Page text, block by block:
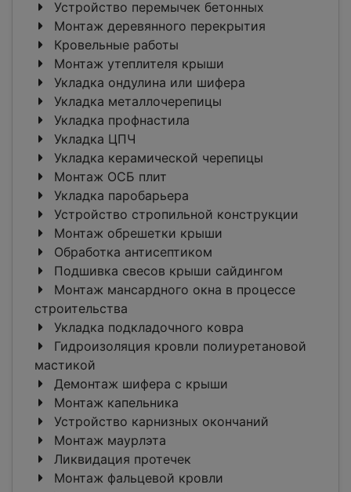
Устройство перемычек бетонных
Монтаж деревянного перекрытия
Кровельные работы
Монтаж утеплителя крыши
Укладка ондулина или шифера
Укладка металлочерепицы
Укладка профнастила
Укладка ЦПЧ
Укладка керамической черепицы
Монтаж ОСБ плит
Укладка паробарьера
Устройство стропильной конструкции
Монтаж обрешетки крыши
Обработка антисептиком
Подшивка свесов крыши сайдингом
Монтаж мансардного окна в процессе
строительства
Укладка подкладочного ковра
Гидроизоляция кровли полиуретановой
мастикой
Демонтаж шифера с крыши
Монтаж капельника
Устройство карнизных окончаний
Монтаж маурлэта
Ликвидация протечек
Монтаж фальцевой кровли